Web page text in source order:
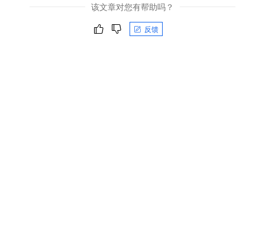
该文章对您有帮助吗？
反馈